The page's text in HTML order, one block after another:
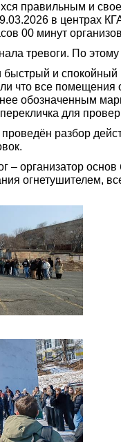
правильным и
в центрах
00 минут
тревоги. По этому
и спокойный
что все помещения
обозначенным
для
разбор
– организатор
огнетушителем,